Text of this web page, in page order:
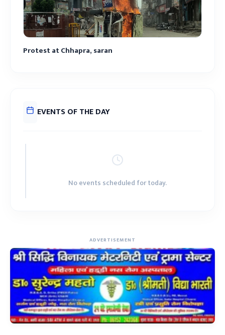
Protest at Chhapra, saran
EVENTS OF THE DAY
No events scheduled for today.
ADVERTISEMENT